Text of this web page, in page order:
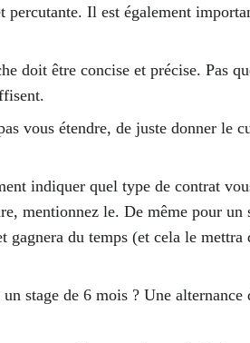
Il est également
doit être concise et précise. Pas
vous étendre, de juste donner le
indiquer quel type de contrat
mentionnez le. De même pour un
gagnera du temps (et cela le mettra
un stage de 6 mois ? Une